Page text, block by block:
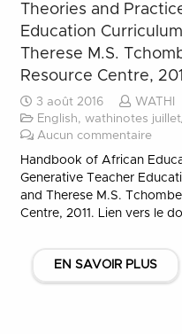
Theories and
Education
Therese M.S.
Resource Centre,
3 août 2016
WATHI
English, wathinotes
Aucun commentaire
Handbook of African
Generative Teacher
and Therese M.S.
Centre, 2011. Lien vers le
EN SAVOIR PLUS